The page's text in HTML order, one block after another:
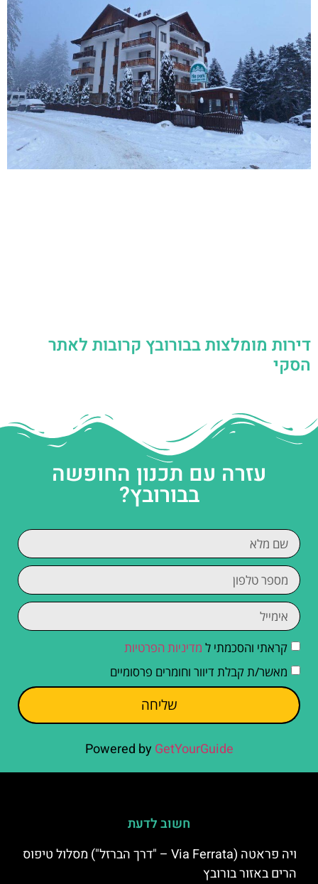
דירות מומלצות בבורובץ קרובות לאתר
הסקי
עזרה עם תכנון החופשה
בבורובץ?
קראתי והסכמתי ל מדיניות הפרטיות
מאשר/ת קבלת דיוור וחומרים פרסומיים
שליחה
Powered by GetYourGuide
חשוב לדעת
ויה פראטה (Via Ferrata – "דרך הברזל") מסלול טיפוס
הרים באזור בורובץ